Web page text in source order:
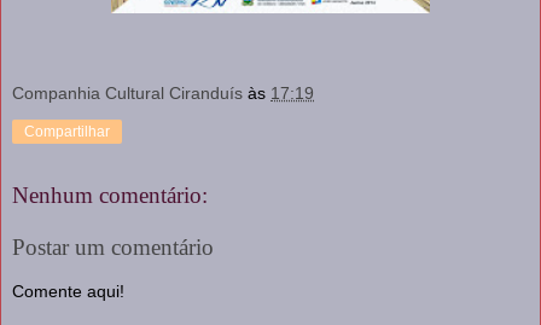
Companhia Cultural Ciranduís às 17:19
Compartilhar
Nenhum comentário:
Postar um comentário
Comente aqui!